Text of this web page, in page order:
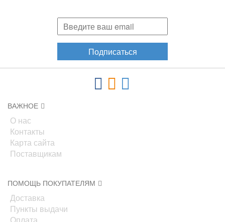
Подписаться
ВАЖНОЕ
О нас
Контакты
Карта сайта
Поставщикам
ПОМОЩЬ ПОКУПАТЕЛЯМ
Доставка
Пункты выдачи